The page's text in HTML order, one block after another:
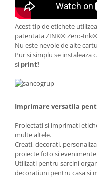
Acest tip de etichete
patentata ZINK® Zero-
Nu este nevoie de alte
Pur si simplu se instaleaza
si print!
Imprimare versatila
Proiectati si imprimati
multe altele.
Creati, decorati,
proiecte foto si
Utilizati pentru sarcini
decoratiuni pentru casa si